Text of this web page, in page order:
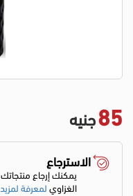
85جنيه
الاسترجاع
يمكنك إرجاع
الغزاويلمعرفة لمزيد